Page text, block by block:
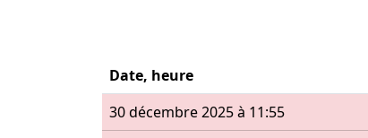
Date, heure
30 décembre 2025 à 11:55